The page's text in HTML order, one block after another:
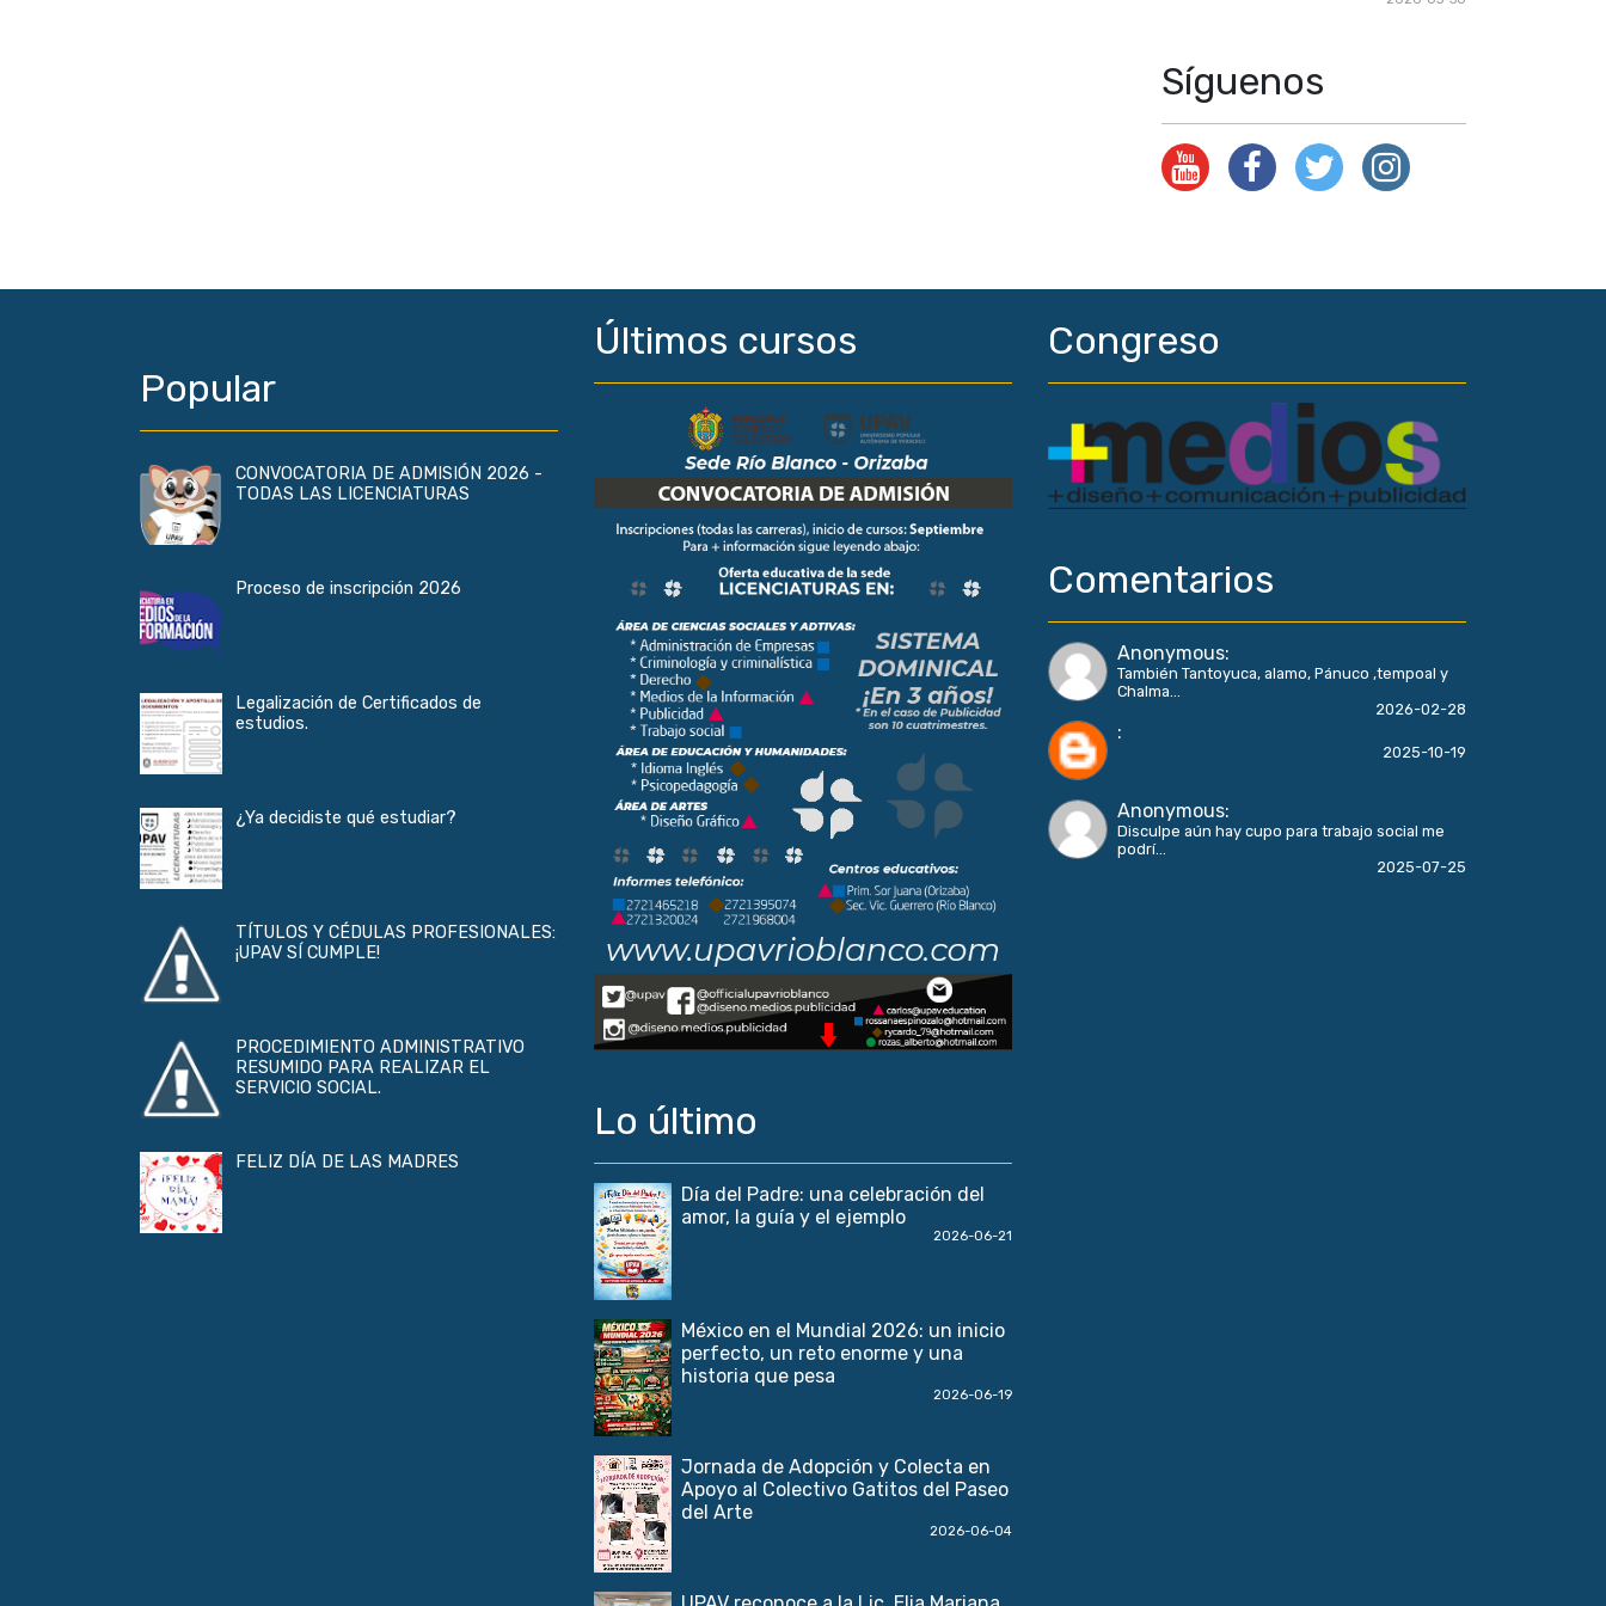
Síguenos
Popular
CONVOCATORIA DE ADMISIÓN 2026 -
TODAS LAS LICENCIATURAS
Proceso de inscripción 2026
Legalización de Certificados de
estudios.
¿Ya decidiste qué estudiar?
TÍTULOS Y CÉDULAS PROFESIONALES:
¡UPAV SÍ CUMPLE!
PROCEDIMIENTO ADMINISTRATIVO
RESUMIDO PARA REALIZAR EL
SERVICIO SOCIAL.
FELIZ DÍA DE LAS MADRES
Últimos cursos
Lo último
Día del Padre: una celebración del
amor, la guía y el ejemplo
2026-06-21
México en el Mundial 2026: un inicio
perfecto, un reto enorme y una
historia que pesa
2026-06-19
Jornada de Adopción y Colecta en
Apoyo al Colectivo Gatitos del Paseo
del Arte
2026-06-04
Congreso
Comentarios
Anonymous:
También Tantoyuca, alamo, Pánuco ,tempoal y
Chalma...
2026-02-28
:
2025-10-19
Anonymous:
Disculpe aún hay cupo para trabajo social me
podrí...
2025-07-25